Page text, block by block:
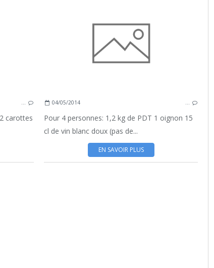
carottes
04/05/2014
Pour 4 personnes: 1,2 kg de PDT 1 oignon 15
cl de vin blanc doux (pas de...
EN SAVOIR PLUS